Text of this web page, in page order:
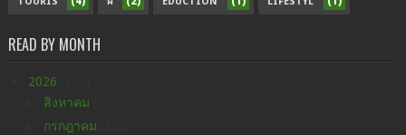
READ BY MONTH
2026
สิงหาคม
กรกฎาคม